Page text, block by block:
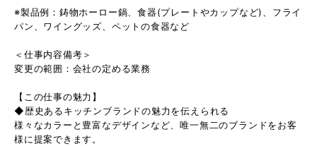
※製品例：鋳物ホーロー鍋、食器(プレートやカップなど)、フライ
パン、ワイングッズ、ペットの食器など
＜仕事内容備考＞
変更の範囲：会社の定める業務
【この仕事の魅力】
◆歴史あるキッチンブランドの魅力を伝えられる
様々なカラーと豊富なデザインなど、唯一無二のブランドをお客
様に提案できます。